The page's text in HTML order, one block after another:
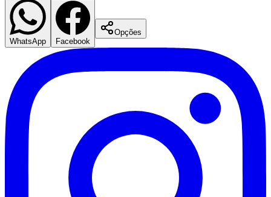
Santos
WhatsApp Facebook
Opções